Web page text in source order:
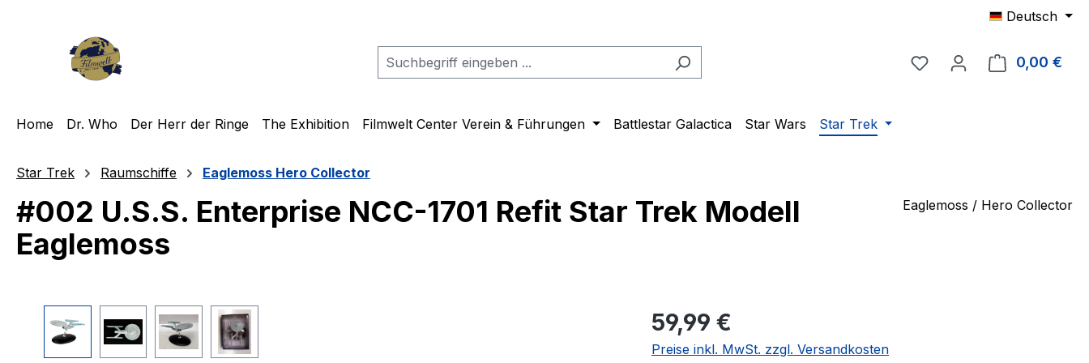
Deutsch
Du hast 0 Produkte auf
0,00 €
Home Dr. Who Der Herr der Ringe The Exhibition Filmwelt Center Verein & Führungen Battlestar Galactica Star Wars Star Trek
Star Trek Raumschiffe Eaglemoss Hero Collector
#002 U.S.S. Enterprise NCC-1701 Refit Star Trek Modell
Eaglemoss
Eaglemoss / Hero Collector
Regulärer Preis:
59,99 €
Preise inkl. MwSt. zzgl. Versandkosten